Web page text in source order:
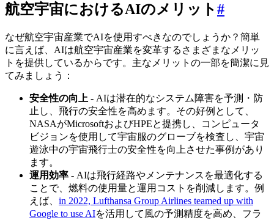
航空宇宙におけるAIのメリット#
なぜ航空宇宙産業でAIを使用すべきなのでしょうか？簡単
に言えば、AIは航空宇宙産業を変革するさまざまなメリッ
トを提供しているからです。主なメリットの一部を簡潔に見
てみましょう：
安全性の向上 - AIは潜在的なシステム障害を予測・防
止し、飛行の安全性を高めます。その好例として、
NASAがMicrosoftおよびHPEと提携し、コンピュータ
ビジョンを使用して宇宙服のグローブを検査し、宇宙
遊泳中の宇宙飛行士の安全性を向上させた事例があり
ます。
運用効率 - AIは飛行経路やメンテナンスを最適化する
ことで、燃料の使用量と運用コストを削減します。例
えば、 in 2022, Lufthansa Group Airlines teamed up with
Google to use AIを活用して風の予測精度を高め、フラ